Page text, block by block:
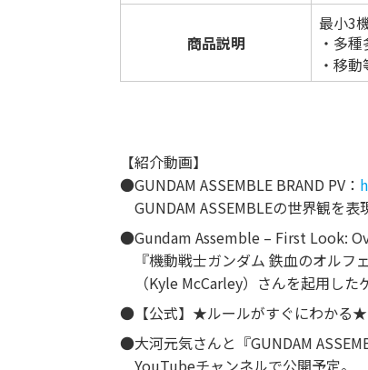
商品説明
最小3
・多
・移
【紹介動画】
●GUNDAM ASSEMBLE BRAND PV：
GUNDAM ASSEMBLEの世界観を表
●Gundam Assemble – First Look:
『機動戦士ガンダム 鉄血のオル
（Kyle McCarley）さんを起用した
●【公式】★ルールがすぐにわかる★
●大河元気さんと『GUNDAM
YouTubeチャンネルで公開予定。